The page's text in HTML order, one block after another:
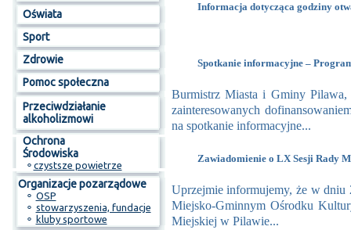
Oświata
Sport
Zdrowie
Pomoc społeczna
Przeciwdziałanie
alkoholizmowi
Ochrona
Środowiska
⚬ czystsze powietrze
Organizacje pozarządowe
⚬ OSP
⚬ stowarzyszenia, fundacje
⚬ kluby sportowe
Informacja dotycząca godziny
Spotkanie informacyjne –
Burmistrz Miasta i Gminy Pilawa,
zainteresowanych
na spotkanie informacyjne...
Zawiadomienie o LX Sesji Rady
Uprzejmie informujemy, że w
Miejsko-Gminnym Ośrodku
Miejskiej w Pilawie...